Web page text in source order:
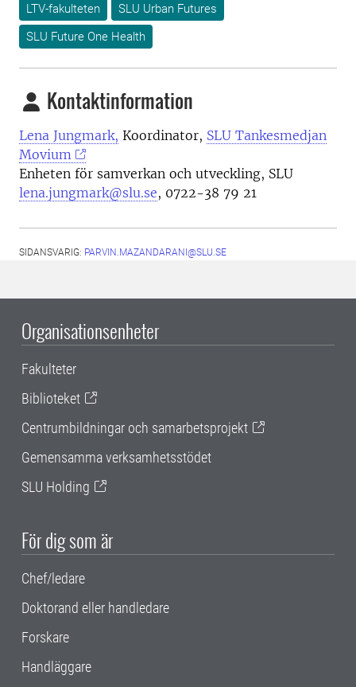
LTV-fakulteten
SLU Urban Futures
SLU Future One Health
Kontaktinformation
Lena Jungmark, Koordinator, SLU Tankesmedjan
Movium
Enheten för samverkan och utveckling, SLU
lena.jungmark@slu.se, 0722-38 79 21
SIDANSVARIG: PARVIN.MAZANDARANI@SLU.SE
Organisationsenheter
Fakulteter
Biblioteket
Centrumbildningar och samarbetsprojekt
Gemensamma verksamhetsstödet
SLU Holding
För dig som är
Chef/ledare
Doktorand eller handledare
Forskare
Handläggare